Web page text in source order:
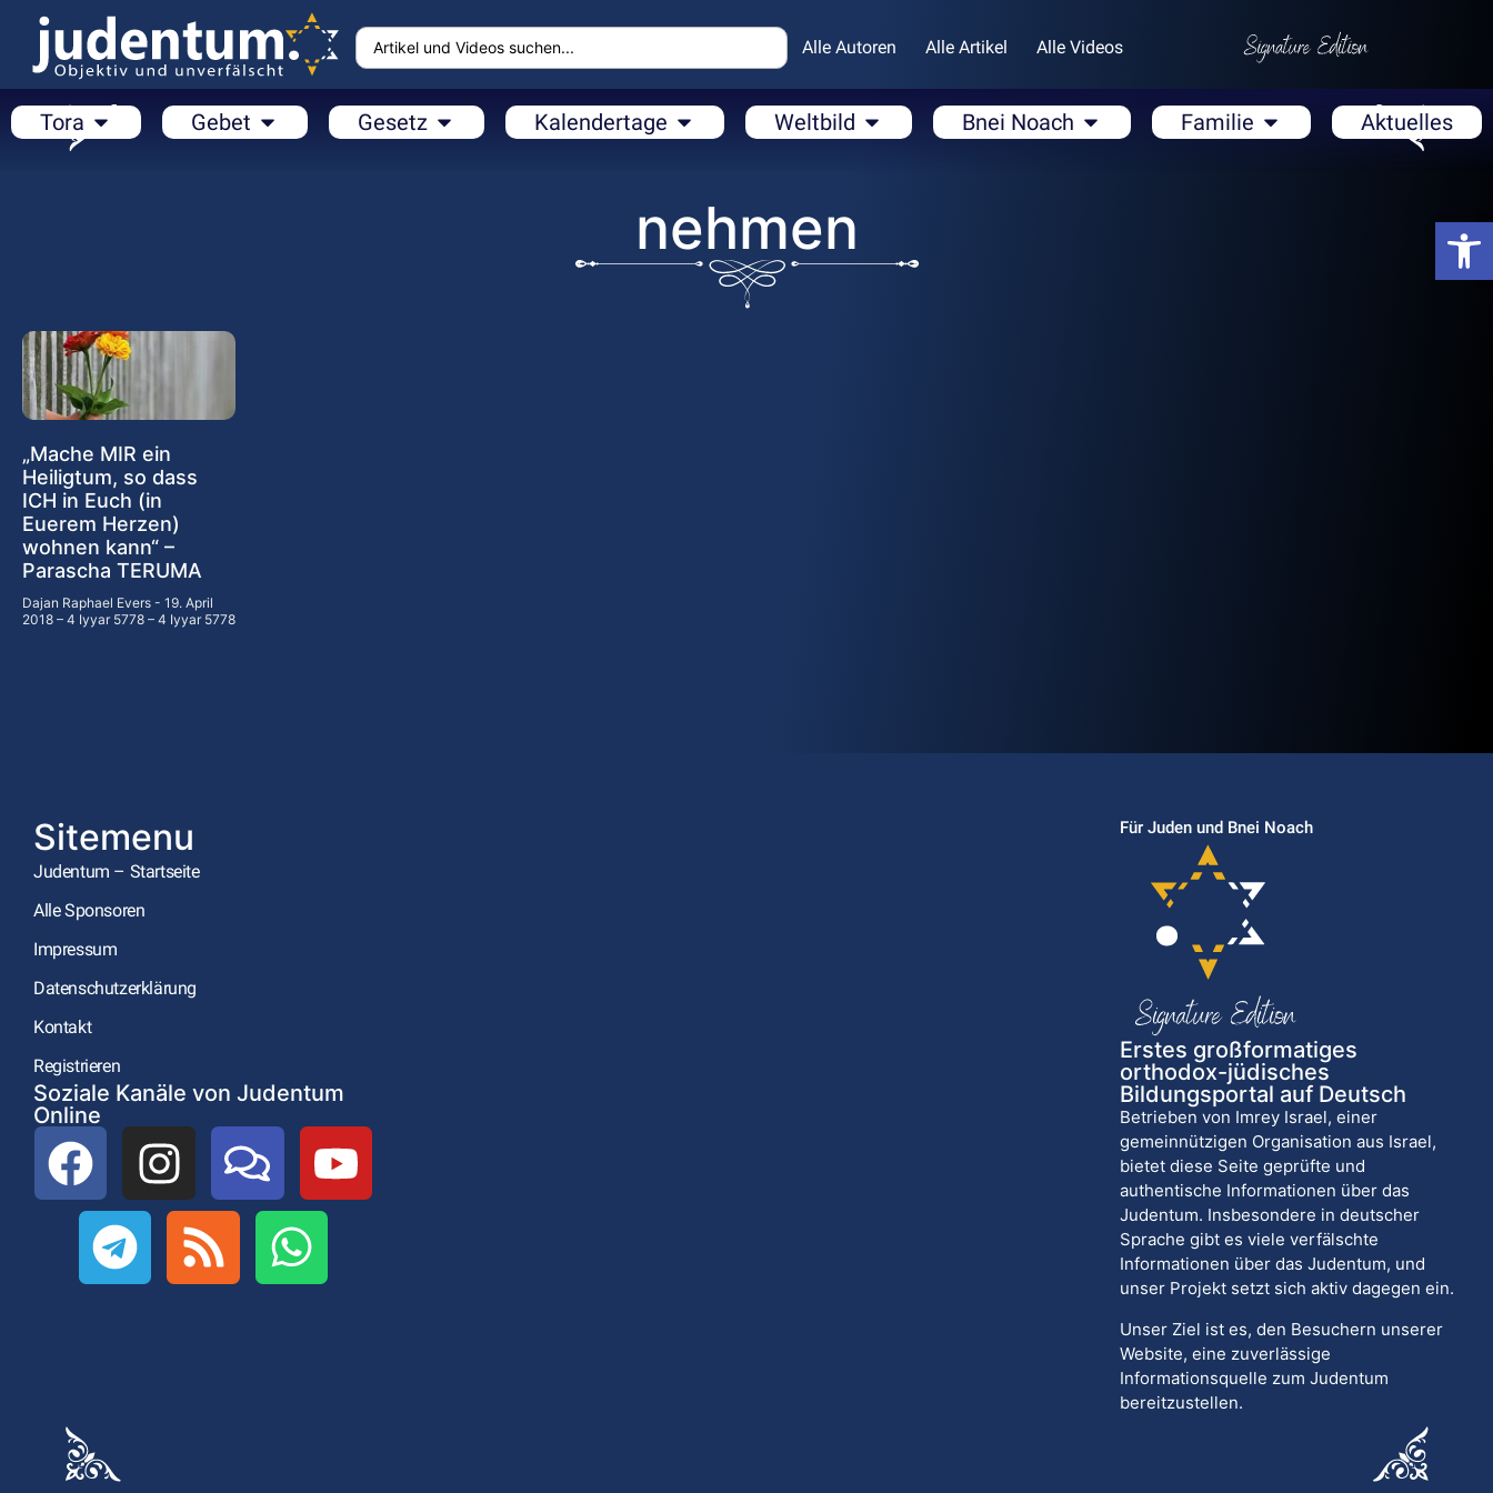
Alle Autoren Alle Artikel Alle Videos
Tora Gebet Gesetz Kalendertage Weltbild Bnei Noach Familie Aktuelles
nehmen
„Mache MIR ein
Heiligtum, so dass
ICH in Euch (in
Euerem Herzen)
wohnen kann“ –
Parascha TERUMA
Dajan Raphael Evers
19. April
2018 – 4 Iyyar 5778 – 4 Iyyar 5778
Sitemenu
Judentum – Startseite
Alle Sponsoren
Impressum
Datenschutzerklärung
Kontakt
Registrieren
Soziale Kanäle von Judentum
Online
Für Juden und Bnei Noach
Erstes großformatiges
orthodox-jüdisches
Bildungsportal auf Deutsch
Betrieben von Imrey Israel, einer
gemeinnützigen Organisation aus Israel,
bietet diese Seite geprüfte und
authentische Informationen über das
Judentum. Insbesondere in deutscher
Sprache gibt es viele verfälschte
Informationen über das Judentum, und
unser Projekt setzt sich aktiv dagegen ein.
Unser Ziel ist es, den Besuchern unserer
Website, eine zuverlässige
Informationsquelle zum Judentum
bereitzustellen.